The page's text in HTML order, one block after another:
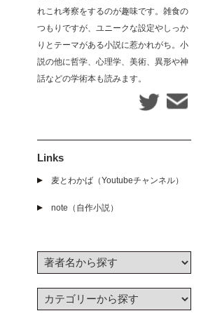
れこれ考察をするのが趣味です。雑食の
つもりですが、ユニークな設定やしっか
りとテーマがある小説に惹かれがち。小
説の他に哲学、心理学、美術、異形や神
話などの学術本も読みます。
Links
麦とわかば（Youtubeチャンネル）
note（自作小説）